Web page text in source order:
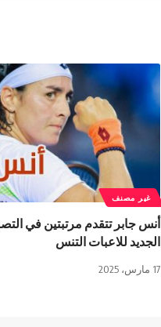
غير مصنف
أنس جابر تتقدم مرتبتين في
الجديد للاعبات التنس
17 مارس، 2025